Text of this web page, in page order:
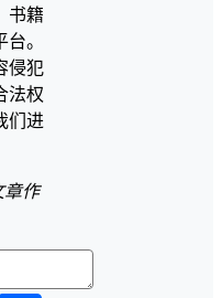
书籍
。
侵犯
法权
们进
章作